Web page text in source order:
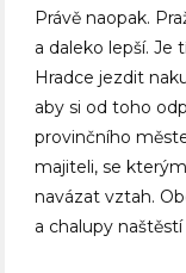
Právě naopak.
a daleko lepší. Je
Hradce jezdit
aby si od toho
provinčního
majiteli, se
navázat vztah.
a chalupy